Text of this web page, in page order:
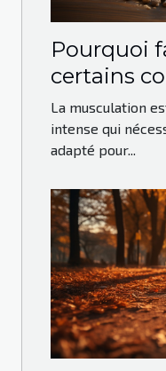
Pourquoi
certains
La musculation
intense qui
adapté pour...